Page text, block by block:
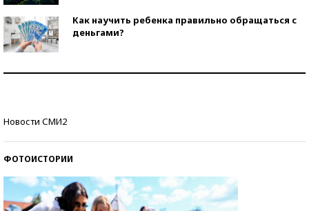
Как научить ребенка правильно обращаться с
деньгами?
Новости СМИ2
ФОТОИСТОРИИ